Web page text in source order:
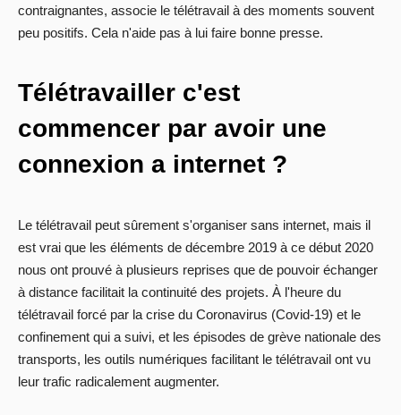
contraignantes, associe le télétravail à des moments souvent
peu positifs. Cela n'aide pas à lui faire bonne presse.
Télétravailler c'est
commencer par avoir une
connexion a internet ?
Le télétravail peut sûrement s'organiser sans internet, mais il
est vrai que les éléments de décembre 2019 à ce début 2020
nous ont prouvé à plusieurs reprises que de pouvoir échanger
à distance facilitait la continuité des projets. À l'heure du
télétravail forcé par la crise du Coronavirus (Covid-19) et le
confinement qui a suivi, et les épisodes de grève nationale des
transports, les outils numériques facilitant le télétravail ont vu
leur trafic radicalement augmenter.